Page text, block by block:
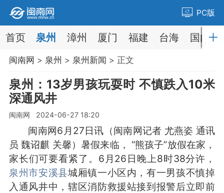
PC版
首页 泉州 漳州 厦门 福建 台海 国内
闽南网 > 泉州 > 泉州新闻 > 正文
泉州：13岁男孩玩耍时 不慎跌入10米
深通风井
闽南网 2024-06-27 18:20
闽南网6月27日讯（闽南网记者 尤燕姿 通讯
员 魏诏麒 关馨）暑假来临， “熊孩子”放假在家，
家长们可要看紧了。6月26日晚上8时38分许，
泉州市安溪县城厢镇一小区内，有一男孩不慎掉
入通风井中，辖区消防救援站接到报警后立即前